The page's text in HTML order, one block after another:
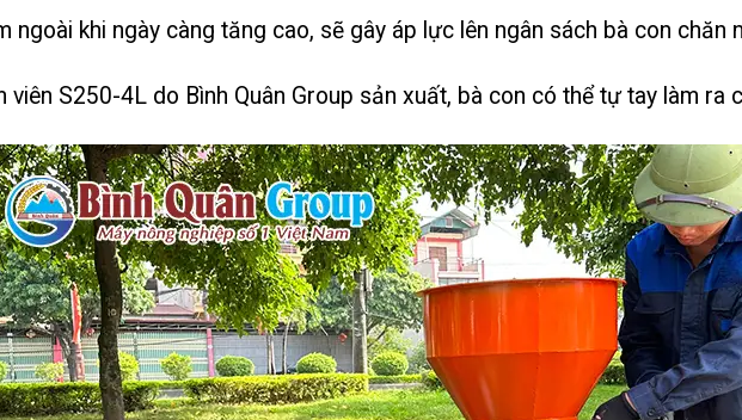
ngoài khi ngày càng tăng cao, sẽ gây áp lực lên ngân sách bà con chăn
viên S250-4L do Bình Quân Group sản xuất, bà con có thể tự tay làm ra